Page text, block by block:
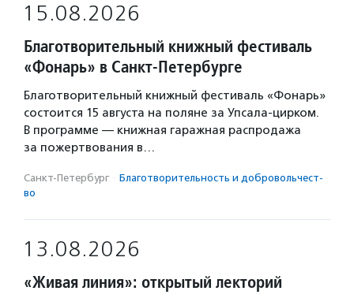
15.08.2026
Благотворительный книжный фестиваль
«Фонарь» в Санкт-Петербурге
Благотворительный книжный фестиваль «Фонарь»
состоится 15 августа на поляне за Упсала-цирком.
В программе — книжная гаражная распродажа
за пожертвования в…
Санкт-Петербург · Благотвори­тель­ность и доброволь­чест­
во
13.08.2026
«Живая линия»: открытый лекторий